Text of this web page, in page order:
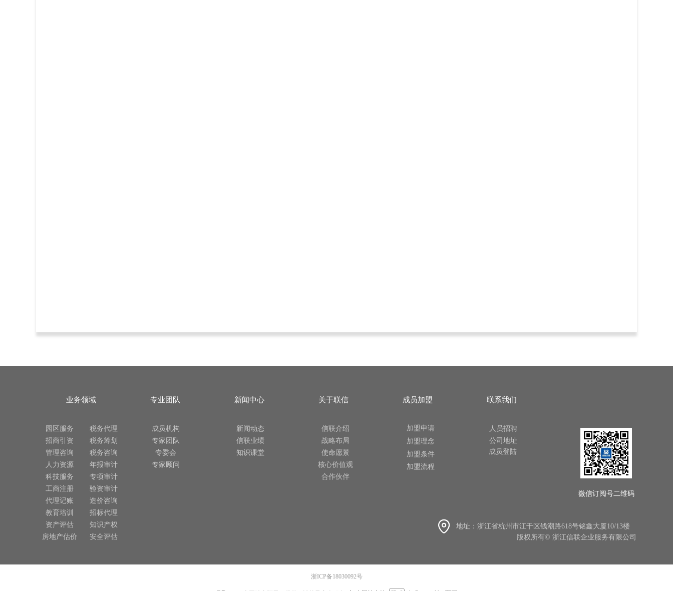
业务领域 专业团队 新闻中心 关于联信 成员加盟 联系我们
成员机构
专家团队
专委会
专家顾问
新闻动态
信联业绩
知识课堂
信联介绍
战略布局
使命愿景
核心价值观
合作伙伴
微信订阅号二维码
地址： 浙江省杭州市江干区钱潮路618号铭鑫大厦10/13楼
版权所有© 浙江信联企业服务有限公司
人员招聘
公司地址
加盟申请
加盟理念
加盟条件
加盟流程
园区服务
招商引资
管理咨询
人力资源
科技服务
工商注册
代理记账
教育培训
资产评估
房地产估价
税务代理
税务筹划
税务咨询
年报审计
专项审计
验资审计
造价咨询
招标代理
知识产权
安全评估
成员登陆
浙ICP备18030092号